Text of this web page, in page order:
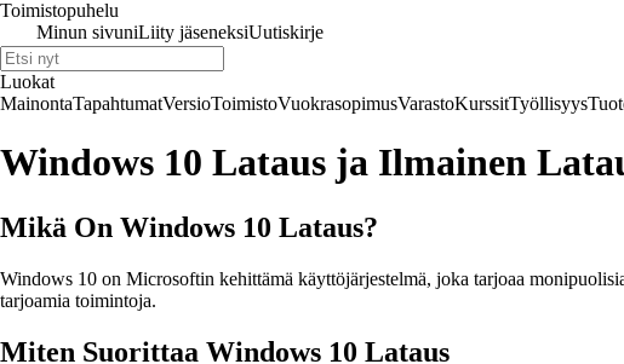
Toimistopuhelu
Minun sivuniLiity jäseneksiUutiskirje
Luokat
MainontaTapahtumatVersioToimistoVuokrasopimusVarastoKurssitTyöllisyys
Windows 10 Lataus ja Ilmainen
Mikä On Windows 10 Lataus?
Windows 10 on Microsoftin kehittämä käyttöjärjestelmä, joka tarjoaa
tarjoamia toimintoja.
Miten Suorittaa Windows 10 Lataus